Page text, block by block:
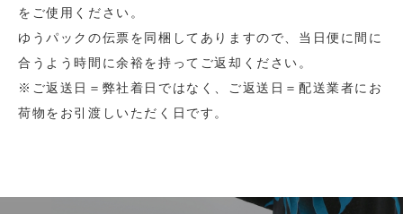
をご使用ください。
ゆうパックの伝票を同梱してありますので、当日便に間に
合うよう時間に余裕を持ってご返却ください。
※ご返送日＝弊社着日ではなく、ご返送日＝配送業者にお
荷物をお引渡しいただく日です。